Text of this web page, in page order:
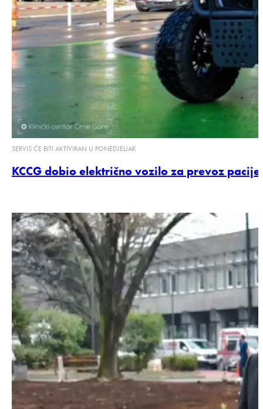
SERVIS ĆE BITI AKTIVIRAN U PONEDJELJAK
KCCG dobio električno vozilo za prevoz